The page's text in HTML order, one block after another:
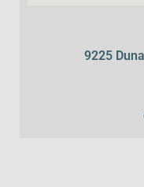
9225